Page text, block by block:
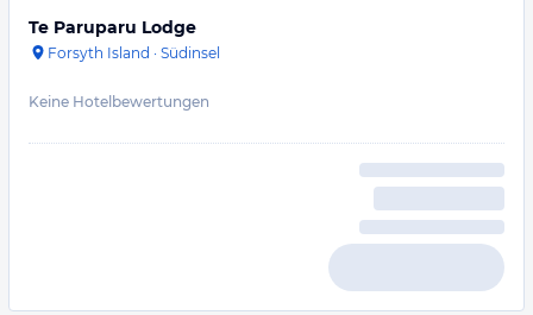
Te Paruparu Lodge
Forsyth Island · Südinsel
Keine Hotelbewertungen